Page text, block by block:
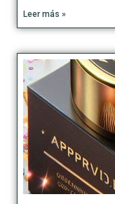
Leer más »